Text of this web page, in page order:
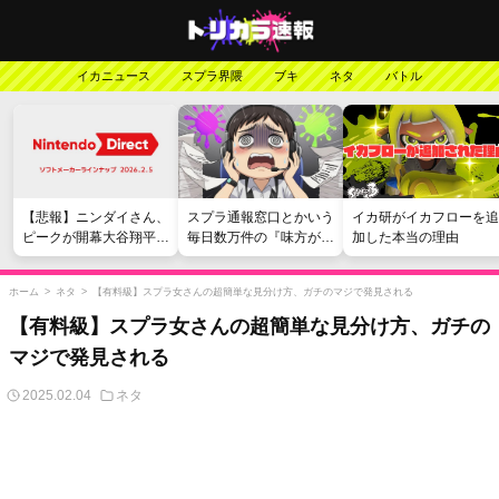
イカニュース スプラ界隈 ブキ ネタ バトル
【悲報】ニンダイさん、
ピークが開幕大谷翔平の
がっかりダイレクトだっ
たと言われてしまう
スプラ通報窓口とかいう
毎日数万件の『味方が弱
い』愚痴を読まされる苦
行
イカ研がイカフローを追
加した本当の理由
ホーム > ネタ > 【有料級】スプラ女さんの超簡単な見分け方、ガチのマジで発見される
【有料級】スプラ女さんの超簡単な見分け方、ガチの
マジで発見される
2025.02.04 ネタ